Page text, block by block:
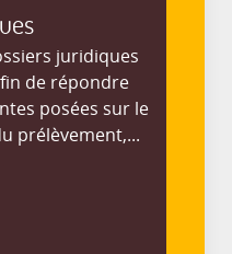
juridiques
de répondre
posées sur le
prélèvement,...